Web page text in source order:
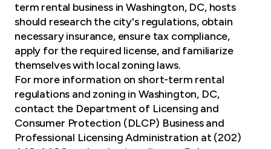
term rental business in Washington, DC, hosts
should research the city's regulations, obtain
necessary insurance, ensure tax compliance,
apply for the required license, and familiarize
themselves with local zoning laws.
For more information on short-term rental
regulations and zoning in Washington, DC,
contact the Department of Licensing and
Consumer Protection (DLCP) Business and
Professional Licensing Administration at (202)